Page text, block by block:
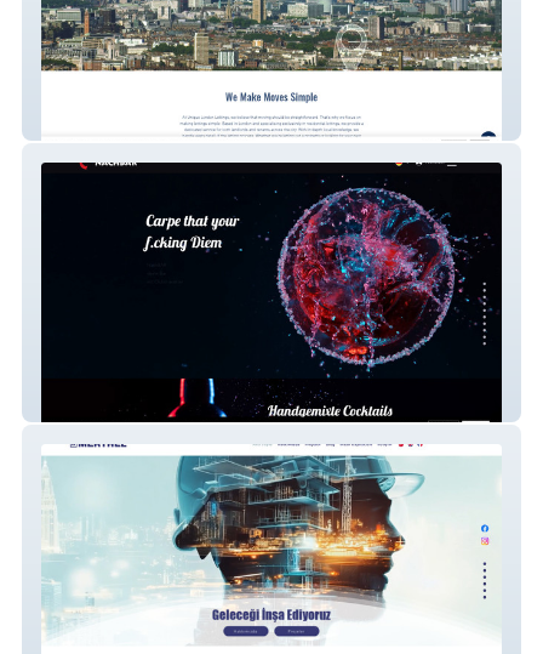
Unique London Lettings
NachBAR Cocktail Bar